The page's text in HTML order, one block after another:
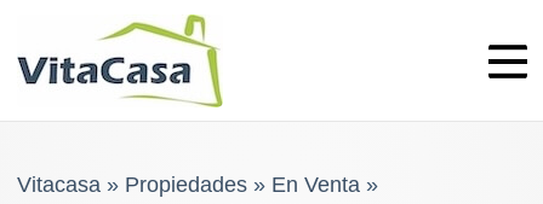
Vitacasa» Propiedades» En Venta»